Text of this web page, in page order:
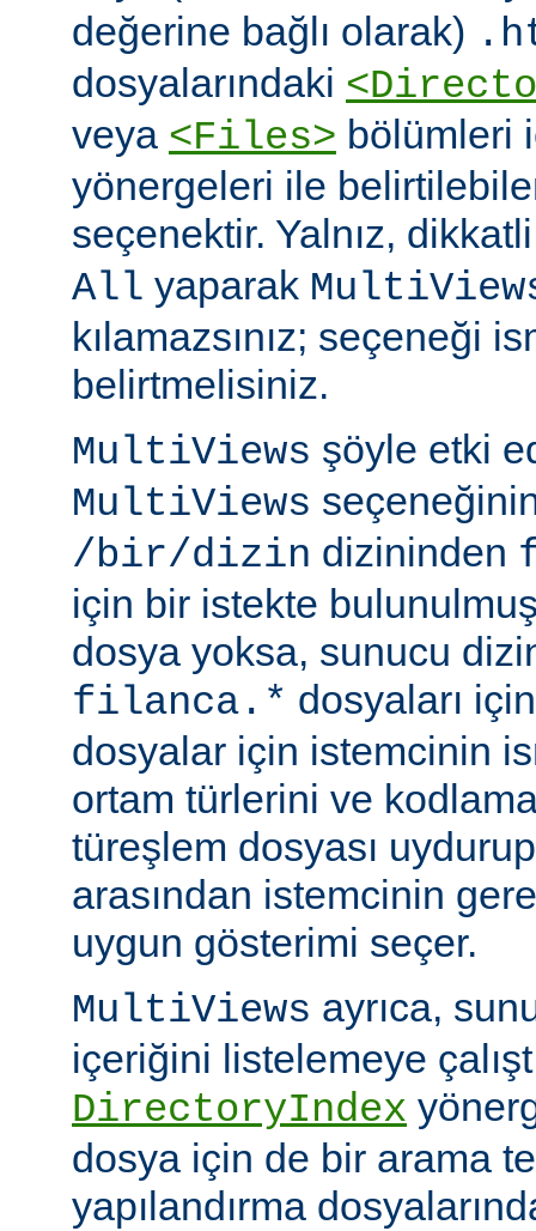
değerine bağlı olarak)
dosyalarındaki
veya <Files> bölümleri
yönergeleri ile
seçenektir. Yalnız,
All yaparak
kılamazsınız; seçeneği
belirtmelisiniz.
MultiViews şöyle etki
MultiViews
/bir/dizin dizininden
için bir istekte
dosya yoksa, sunucu
filanca.* dosyaları
dosyalar için istemcinin
ortam türlerini ve
türeşlem dosyası
arasından istemcinin
uygun gösterimi seçer.
MultiViews ayrıca,
içeriğini listelemeye
DirectoryIndex
dosya için de bir arama
yapılandırma